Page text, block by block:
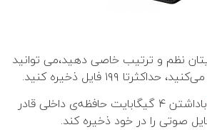
نظم و ترتیب خاصی دهید،می توانید
۱۹۹ فایل ذخیره کنید.
باداشتن ۴ گیگابایت حافظه‌ی داخلی قادر